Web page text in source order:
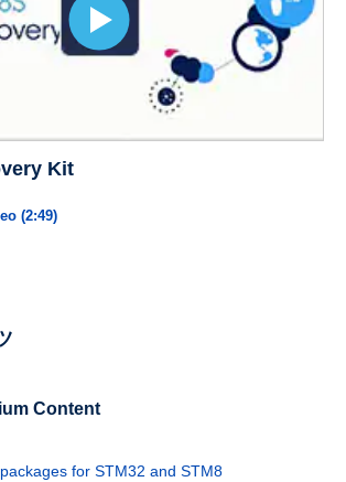
Kit
(2:49)
Content
for STM32 and STM8